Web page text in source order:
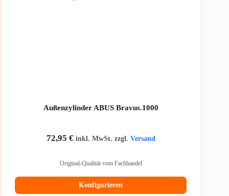
Außenzylinder ABUS Bravus.1000
72,95 € inkl. MwSt. zzgl. Versand
Original-Qualität vom Fachhandel
Konfigurieren